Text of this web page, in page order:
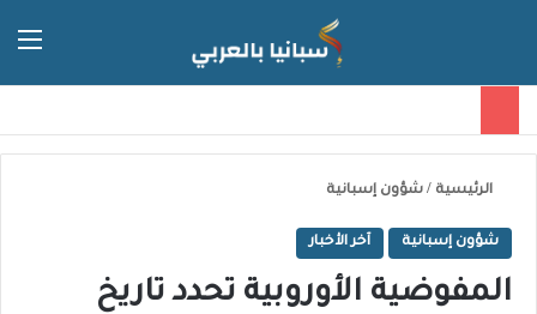
الرئيسية / شؤون إسبانية
شؤون إسبانية آخر الأخبار
المفوضية الأوروبية تحدد تاريخ